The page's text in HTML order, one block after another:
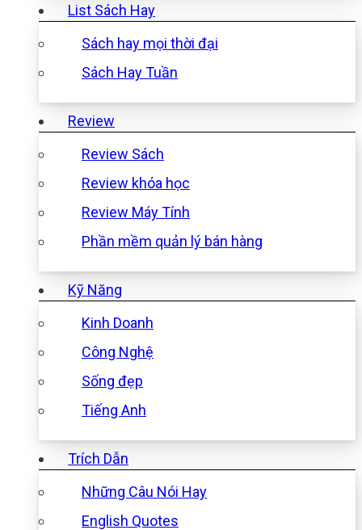
List Sách Hay
Sách hay mọi thời đại
Sách Hay Tuần
Review
Review Sách
Review khóa học
Review Máy Tính
Phần mềm quản lý bán hàng
Kỹ Năng
Kinh Doanh
Công Nghệ
Sống đẹp
Tiếng Anh
Trích Dẫn
Những Câu Nói Hay
English Quotes